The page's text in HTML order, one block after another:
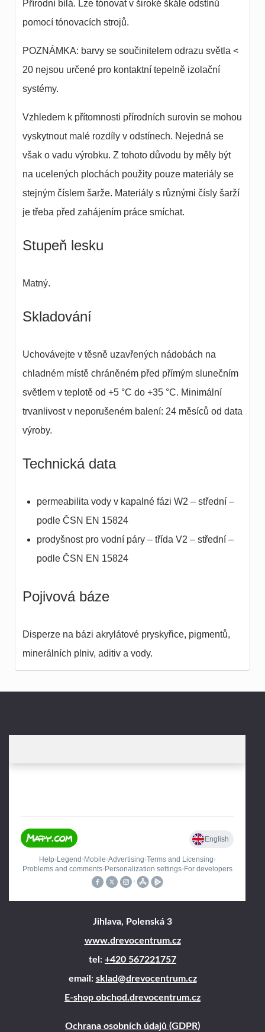
Přírodní bílá. Lze tónovat v široké škále odstínů
pomocí tónovacích strojů.
POZNÁMKA: barvy se součinitelem odrazu světla <
20 nejsou určené pro kontaktní tepelně izolační
systémy.
Vzhledem k přítomnosti přírodních surovin se mohou
vyskytnout malé rozdíly v odstínech. Nejedná se
však o vadu výrobku. Z tohoto důvodu by měly být
na ucelených plochách použity pouze materiály se
stejným číslem šarže. Materiály s různými čísly šarží
je třeba před zahájením práce smíchat.
Stupeň lesku
Matný.
Skladování
Uchovávejte v těsně uzavřených nádobách na
chladném místě chráněném před přímým slunečním
světlem v teplotě od +5 °C do +35 °C. Minimální
trvanlivost v neporušeném balení: 24 měsíců od data
výroby.
Technická data
permeabilita vody v kapalné fázi W2 – střední –
podle ČSN EN 15824
prodyšnost pro vodní páry – třída V2 – střední –
podle ČSN EN 15824
Pojivová báze
Disperze na bázi akrylátové pryskyřice, pigmentů,
minerálních plniv, aditiv a vody.
Jihlava, Polenská 3
www.drevocentrum.cz
tel: +420 567221757
email: sklad@drevocentrum.cz
E-shop obchod.drevocentrum.cz
Ochrana osobních údajů (GDPR)